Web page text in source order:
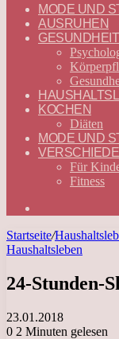
—
DEUTSCH
MODE UND
AUSRUHEN
KOCHEN
Diäten
MODE UND
Für
Fitness
Startseite/
Haushaltsleben
24-Stunden-
23.01.2018
0 2 Minuten gelesen